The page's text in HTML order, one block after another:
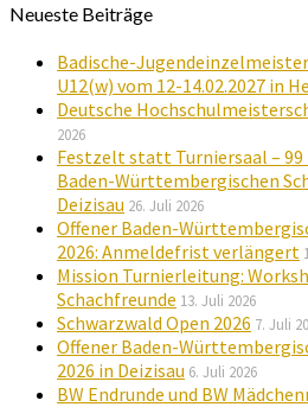
Neueste Beiträge
Badische-
U12(w) vom 12-14.02.2027 in
Deutsche
2026
Festzelt statt Turniersaal – 99
Baden-Württembergischen
Deizisau 26. Juli 2026
Offener Baden-
2026: Anmeldefrist verlängert
Mission Turnierleitung:
Schachfreunde 13. Juli 2026
Schwarzwald Open 2026 7. Juli
Offener Baden-
2026 in Deizisau 6. Juli 2026
BW Endrunde und BW